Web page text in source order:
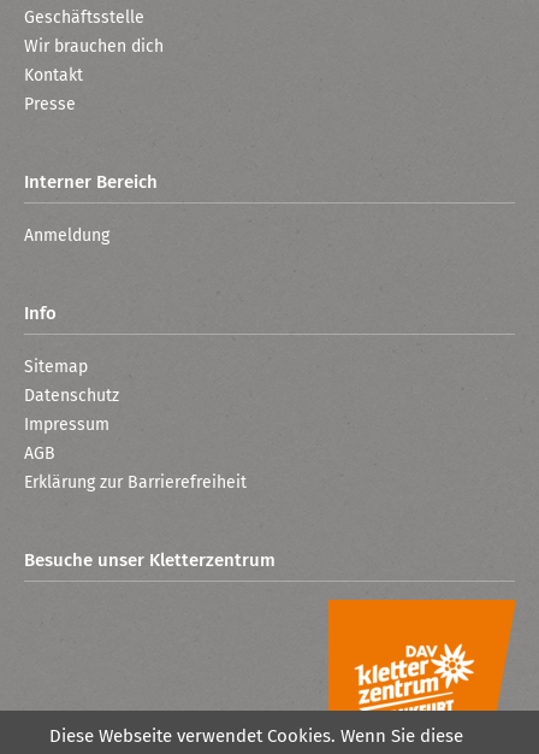
Geschäftsstelle
Wir brauchen dich
Kontakt
Presse
Interner Bereich
Anmeldung
Info
Sitemap
Datenschutz
Impressum
AGB
Erklärung zur Barrierefreiheit
Besuche unser Kletterzentrum
Diese Webseite verwendet Cookies. Wenn Sie diese